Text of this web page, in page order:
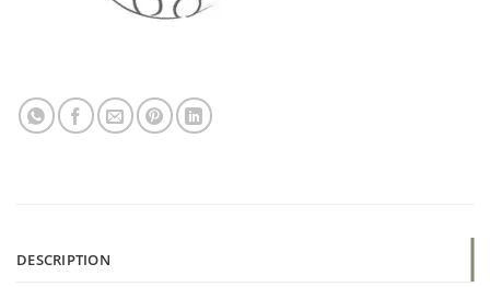
DESCRIPTION